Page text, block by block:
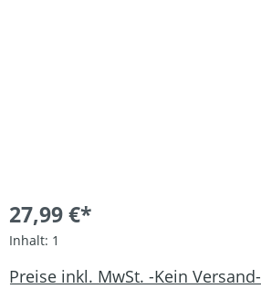
27,99 €*
Inhalt: 1
Preise inkl. MwSt. -Kein Versand-